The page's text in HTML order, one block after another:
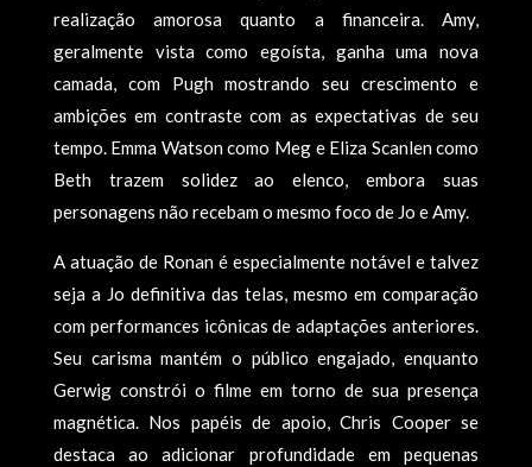
realização amorosa quanto a financeira. Amy,
geralmente vista como egoísta, ganha uma nova
camada, com Pugh mostrando seu crescimento e
ambições em contraste com as expectativas de seu
tempo. Emma Watson como Meg e Eliza Scanlen como
Beth trazem solidez ao elenco, embora suas
personagens não recebam o mesmo foco de Jo e Amy.
A atuação de Ronan é especialmente notável e talvez
seja a Jo definitiva das telas, mesmo em comparação
com performances icônicas de adaptações anteriores.
Seu carisma mantém o público engajado, enquanto
Gerwig constrói o filme em torno de sua presença
magnética. Nos papéis de apoio, Chris Cooper se
destaca ao adicionar profundidade em pequenas